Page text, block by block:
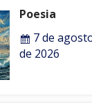
Poesia
7 de
de 2026